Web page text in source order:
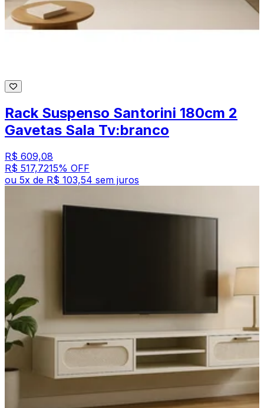
Rack Suspenso Santorini 180cm 2
Gavetas Sala Tv:branco
R$ 609,08
R$ 517,7215% OFF
ou 5x de R$ 103,54 sem juros